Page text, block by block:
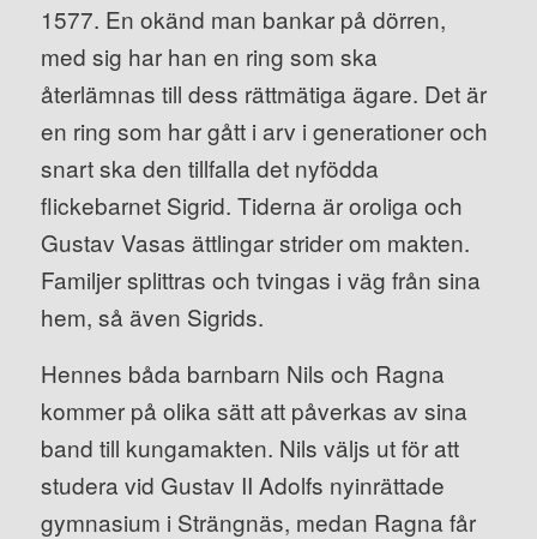
1577. En okänd man bankar på dörren,
med sig har han en ring som ska
återlämnas till dess rättmätiga ägare. Det är
en ring som har gått i arv i generationer och
snart ska den tillfalla det nyfödda
flickebarnet Sigrid. Tiderna är oroliga och
Gustav Vasas ättlingar strider om makten.
Familjer splittras och tvingas i väg från sina
hem, så även Sigrids.
Hennes båda barnbarn Nils och Ragna
kommer på olika sätt att påverkas av sina
band till kungamakten. Nils väljs ut för att
studera vid Gustav II Adolfs nyinrättade
gymnasium i Strängnäs, medan Ragna får